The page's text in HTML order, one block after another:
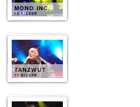
MONO INC.
13 BILDER
TANZWUT
11 BILDER